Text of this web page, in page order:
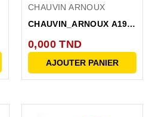
CHAUVIN ARNOUX
CHAUVIN_ARNOUX A193
0,000 TND
AJOUTER PANIER